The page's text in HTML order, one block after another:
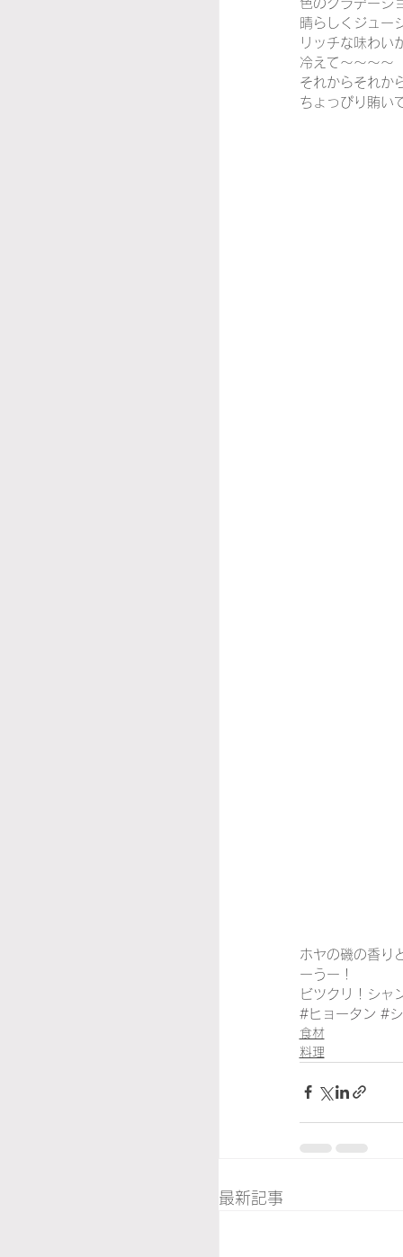
色のグラデーシ
晴らしくジュー
リッチな味わい
冷えて～～～～
それからそれか
ちょっぴり賄い
ホヤの磯の香り
ーうー！
ビツクリ！シャ
#ヒョータン #
食材
料理
最新記事